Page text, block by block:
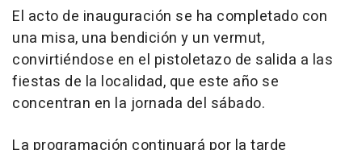
El acto de inauguración se ha completado con
una misa, una bendición y un vermut,
convirtiéndose en el pistoletazo de salida a las
fiestas de la localidad, que este año se
concentran en la jornada del sábado.
La programación continuará por la tarde